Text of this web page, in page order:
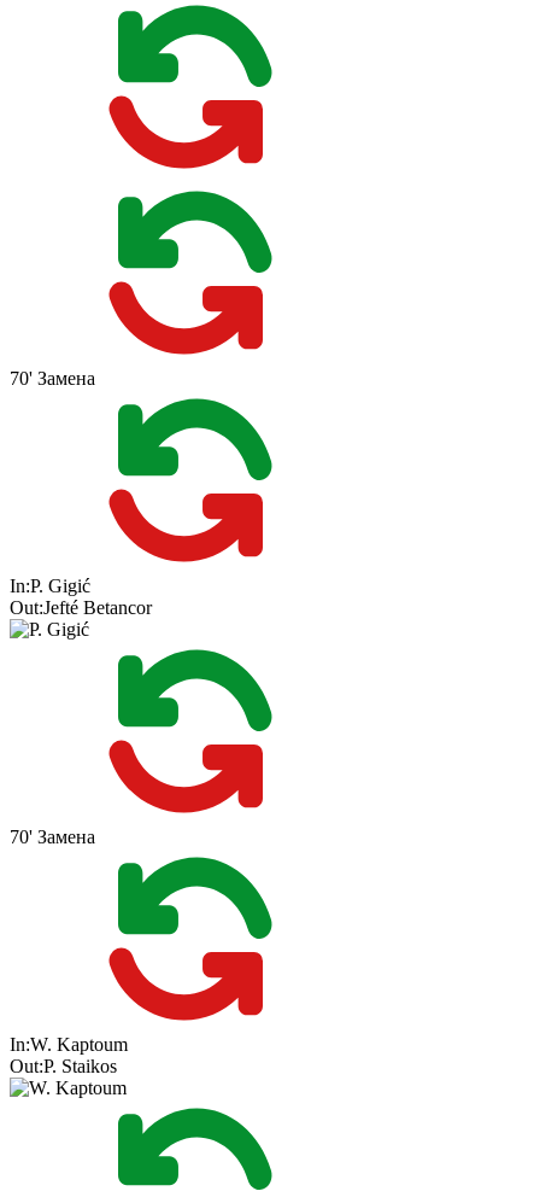
70' Замена
In:P. Gigić
Out:Jefté Betancor
70' Замена
In:W. Kaptoum
Out:P. Staikos